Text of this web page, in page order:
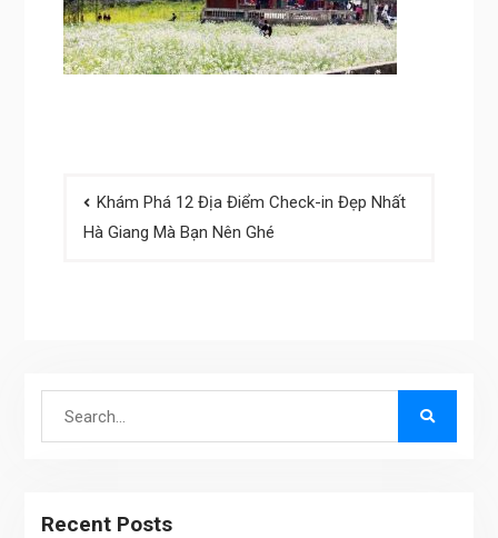
Post
navigation
Khám Phá 12 Địa Điểm Check-in Đẹp Nhất
Hà Giang Mà Bạn Nên Ghé
Recent Posts